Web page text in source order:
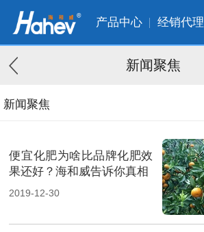
产品中心 经销代理
新闻聚焦
新闻聚焦
便宜化肥为啥比品牌化肥效
果还好？海和威告诉你真相
2019-12-30